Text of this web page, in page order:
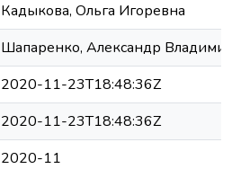
Кадыкова, Ольга Игоревна
Шапаренко, Александр
2020-11-23T18:48:36Z
2020-11-23T18:48:36Z
2020-11